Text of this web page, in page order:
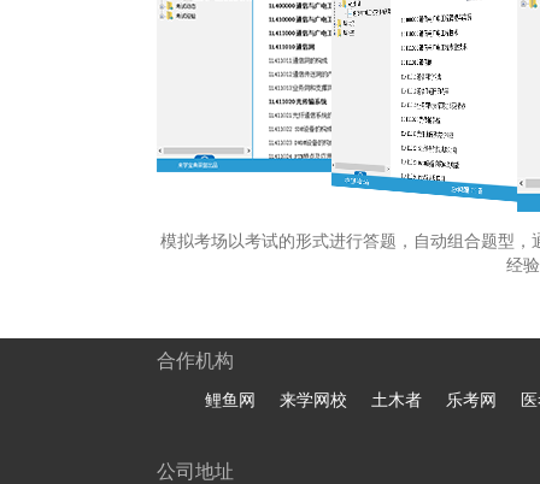
模拟考场以考试的形式进行答题，自动组合题型
经
合作机构
鲤鱼网 来学网校 土木者 乐考网
公司地址